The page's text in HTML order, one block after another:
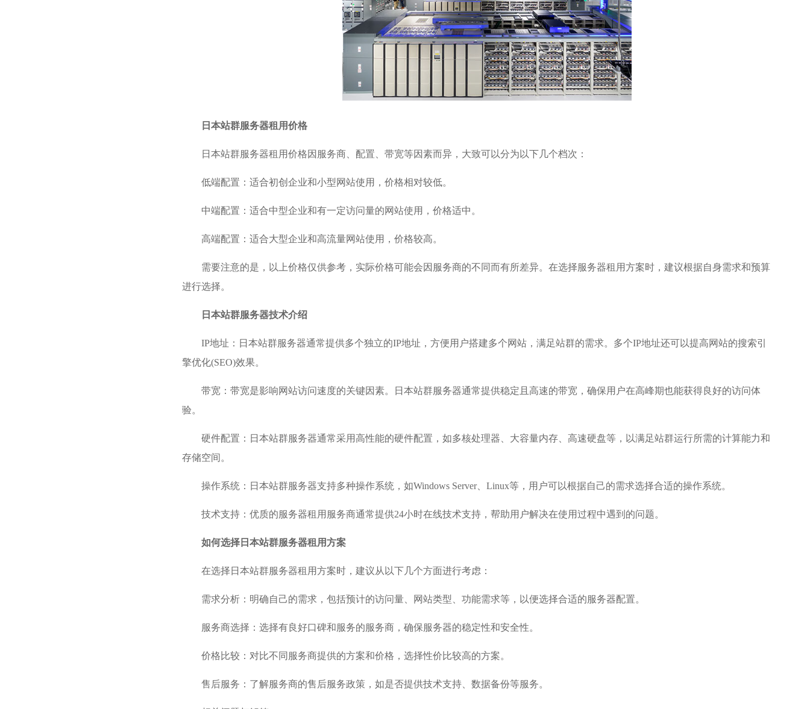
日本站群服务器租用价格
日本站群服务器租用价格因服务商、配置、带宽等因素而异，大致可以分为以下几个档次：
低端配置：适合初创企业和小型网站使用，价格相对较低。
中端配置：适合中型企业和有一定访问量的网站使用，价格适中。
高端配置：适合大型企业和高流量网站使用，价格较高。
需要注意的是，以上价格仅供参考，实际价格可能会因服务商的不同而有所差异。在选择服务器租用方案时，建议根据自身需求和预算
进行选择。
日本站群服务器技术介绍
IP地址：日本站群服务器通常提供多个独立的IP地址，方便用户搭建多个网站，满足站群的需求。多个IP地址还可以提高网站的搜索引
擎优化(SEO)效果。
带宽：带宽是影响网站访问速度的关键因素。日本站群服务器通常提供稳定且高速的带宽，确保用户在高峰期也能获得良好的访问体
验。
硬件配置：日本站群服务器通常采用高性能的硬件配置，如多核处理器、大容量内存、高速硬盘等，以满足站群运行所需的计算能力和
存储空间。
操作系统：日本站群服务器支持多种操作系统，如Windows Server、Linux等，用户可以根据自己的需求选择合适的操作系统。
技术支持：优质的服务器租用服务商通常提供24小时在线技术支持，帮助用户解决在使用过程中遇到的问题。
如何选择日本站群服务器租用方案
在选择日本站群服务器租用方案时，建议从以下几个方面进行考虑：
需求分析：明确自己的需求，包括预计的访问量、网站类型、功能需求等，以便选择合适的服务器配置。
服务商选择：选择有良好口碑和服务的服务商，确保服务器的稳定性和安全性。
价格比较：对比不同服务商提供的方案和价格，选择性价比较高的方案。
售后服务：了解服务商的售后服务政策，如是否提供技术支持、数据备份等服务。